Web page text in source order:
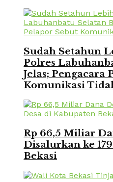
Sudah Setahun
Polres
Jelas; Pengacara
Komunikasi
Rp 66,5 Miliar
Disalurkan ke
Bekasi